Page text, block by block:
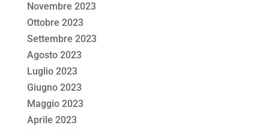
Novembre 2023
Ottobre 2023
Settembre 2023
Agosto 2023
Luglio 2023
Giugno 2023
Maggio 2023
Aprile 2023